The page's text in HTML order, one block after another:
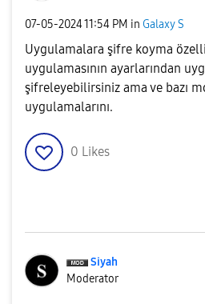
‎07-05-202411:54 PM in Galaxy S
Uygulamalara şifre koyma
uygulamasının ayarlarından
şifreleyebilirsiniz ama ve bazı
uygulamalarını.
0 Likes
Siyah
Moderator